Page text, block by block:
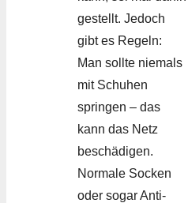
gestellt. Jedoch
gibt es Regeln:
Man sollte niemals
mit Schuhen
springen – das
kann das Netz
beschädigen.
Normale Socken
oder sogar Anti-